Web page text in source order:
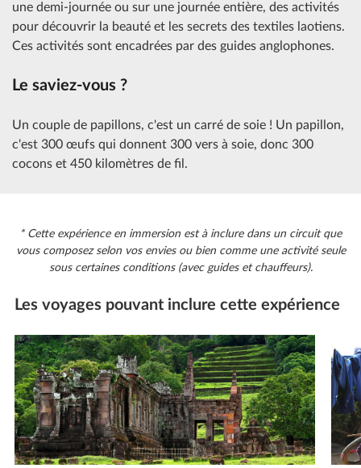
une demi-journée ou sur une journée entière, des activités
pour découvrir la beauté et les secrets des textiles laotiens.
Ces activités sont encadrées par des guides anglophones.
Le saviez-vous ?
Un couple de papillons, c'est un carré de soie ! Un papillon,
c'est 300 œufs qui donnent 300 vers à soie, donc 300
cocons et 450 kilomètres de fil.
* Cette expérience en immersion est à inclure dans un circuit que
vous composez selon vos envies ou bien comme une activité seule
sous certaines conditions (avec guides et chauffeurs).
Les voyages pouvant inclure cette expérience